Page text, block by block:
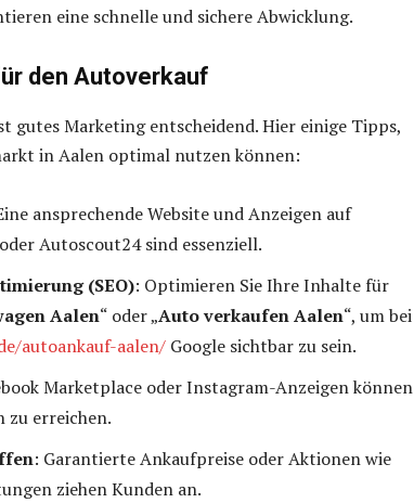
eine schnelle und sichere Abwicklung.
den Autoverkauf
gutes Marketing entscheidend. Hier einige Tipps,
in Aalen optimal nutzen können:
ansprechende Website und Anzeigen auf
Autoscout24 sind essenziell.
(SEO): Optimieren Sie Ihre Inhalte für
Aalen“ oder „Auto verkaufen Aalen“, um bei
autoankauf-aalen/ Google sichtbar zu sein.
Marketplace oder Instagram-Anzeigen können
zu erreichen.
: Garantierte Ankaufpreise oder Aktionen wie
ziehen Kunden an.